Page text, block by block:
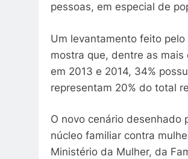
pessoas, em especial de
Um levantamento feito pelo
mostra que, dentre as
em 2013 e 2014, 34%
representam 20% do total
O novo cenário desenhado
núcleo familiar contra
Ministério da Mulher, da